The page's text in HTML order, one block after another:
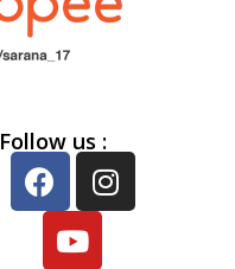
Follow us :